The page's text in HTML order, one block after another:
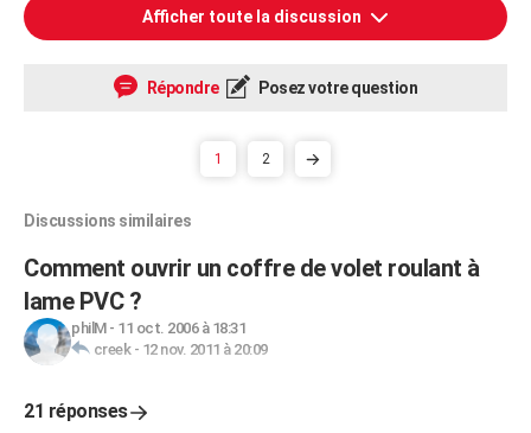
Afficher toute la discussion
Répondre Posez votre question
1 2
Discussions similaires
Comment ouvrir un coffre de volet roulant à
lame PVC ?
philM- 11 oct. 2006 à 18:31
creek- 12 nov. 2011 à 20:09
21 réponses